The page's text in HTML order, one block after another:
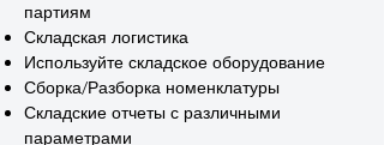
партиям
Складская логистика
Используйте складское оборудование
Сборка/Разборка номенклатуры
Складские отчеты с различными
параметрами